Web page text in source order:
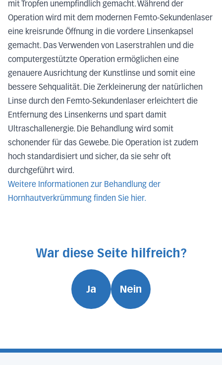
mit Tropfen unempfindlich gemacht. Während der
Operation wird mit dem modernen Femto-Sekundenlaser
eine kreisrunde Öffnung in die vordere Linsenkapsel
gemacht. Das Verwenden von Laserstrahlen und die
computergestützte Operation ermöglichen eine
genauere Ausrichtung der Kunstlinse und somit eine
bessere Sehqualität. Die Zerkleinerung der natürlichen
Linse durch den Femto-Sekundenlaser erleichtert die
Entfernung des Linsenkerns und spart damit
Ultraschallenergie. Die Behandlung wird somit
schonender für das Gewebe. Die Operation ist zudem
hoch standardisiert und sicher, da sie sehr oft
durchgeführt wird.
Weitere Informationen zur Behandlung der
Hornhautverkrümmung finden Sie hier.
War diese Seite hilfreich?
Ja Nein